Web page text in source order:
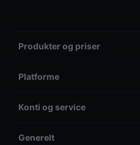
Produkter og priser
Platforme
Konti og service
Generelt